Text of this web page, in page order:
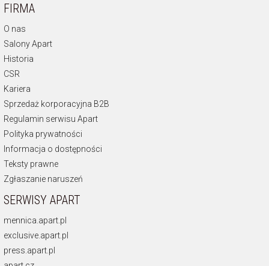
FIRMA
O nas
Salony Apart
Historia
CSR
Kariera
Sprzedaż korporacyjna B2B
Regulamin serwisu Apart
Polityka prywatności
Informacja o dostępności
Teksty prawne
Zgłaszanie naruszeń
SERWISY APART
mennica.apart.pl
exclusive.apart.pl
press.apart.pl